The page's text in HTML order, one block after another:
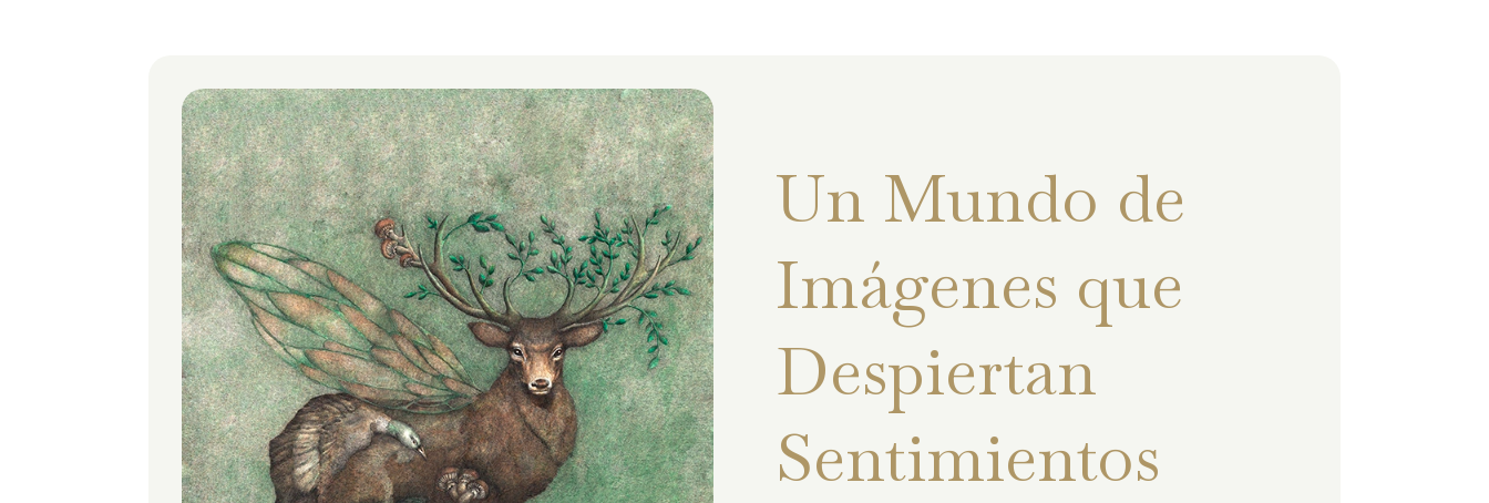
Un Mundo de
Imágenes que
Despiertan
Sentimientos